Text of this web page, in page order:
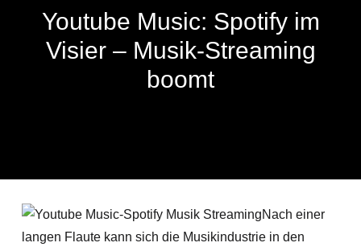
Youtube Music: Spotify im
Visier – Musik-Streaming
boomt
Nach einer
langen Flaute kann sich die Musikindustrie in den